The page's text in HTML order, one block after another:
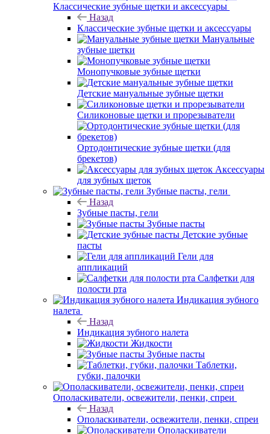
Классические зубные щетки и аксессуары
Назад
Классические зубные щетки и аксессуары
Мануальные
зубные щетки
Монопучковые зубные щетки
Детские мануальные зубные щетки
Силиконовые щетки и прорезыватели
Ортодонтические зубные щетки (для
брекетов)
Аксессуары
для зубных щеток
Зубные пасты, гели
Назад
Зубные пасты, гели
Зубные пасты
Детские зубные
пасты
Гели для
аппликаций
Салфетки для
полости рта
Индикация зубного
налета
Назад
Индикация зубного налета
Жидкости
Зубные пасты
Таблетки,
губки, палочки
Ополаскиватели, освежители, пенки, спреи
Назад
Ополаскиватели, освежители, пенки, спреи
Ополаскиватели